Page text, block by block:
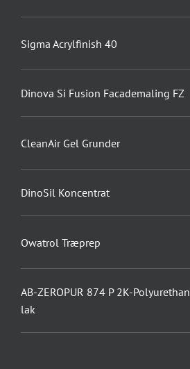
Sigma Acrylfinish 40
Dinova Si Fusion Facademaling FZ
CleanAir Gel Grunder
DinoSil Koncentrat
Owatrol Træprep
AB-ZEROPUR 874 P 2K-Polyurethan
lak